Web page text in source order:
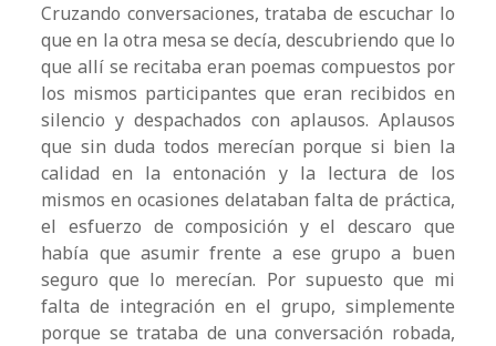
Cruzando conversaciones, trataba de escuchar lo
que en la otra mesa se decía, descubriendo que lo
que allí se recitaba eran poemas compuestos por
los mismos participantes que eran recibidos en
silencio y despachados con aplausos. Aplausos
que sin duda todos merecían porque si bien la
calidad en la entonación y la lectura de los
mismos en ocasiones delataban falta de práctica,
el esfuerzo de composición y el descaro que
había que asumir frente a ese grupo a buen
seguro que lo merecían. Por supuesto que mi
falta de integración en el grupo, simplemente
porque se trataba de una conversación robada,